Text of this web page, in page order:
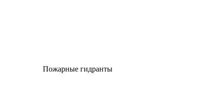
Пожарные гидранты